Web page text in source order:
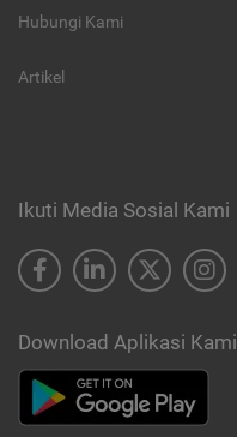
Hubungi Kami
Artikel
Ikuti Media Sosial Kami
Download Aplikasi Kami